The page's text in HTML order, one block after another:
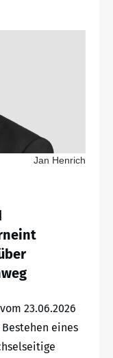
Jan Henrich
23.06.2026
eines